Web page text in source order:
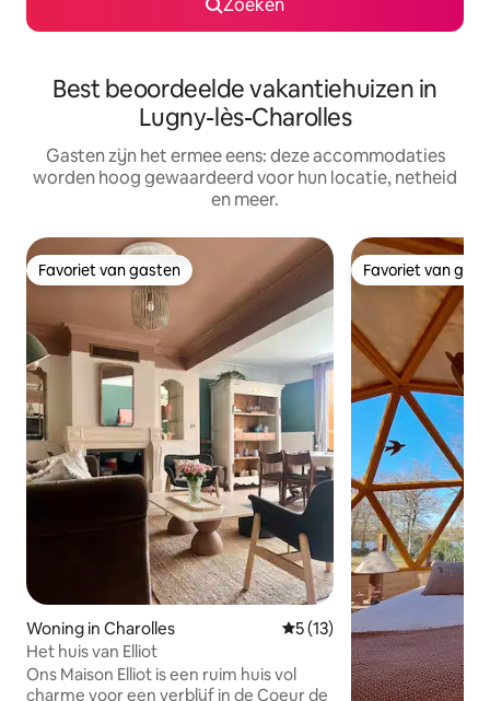
Zoeken
Best beoordeelde vakantiehuizen in
Lugny-lès-Charolles
Gasten zijn het ermee eens: deze accommodaties
worden hoog gewaardeerd voor hun locatie, netheid
en meer.
Favoriet van gasten
Favoriet van gasten
Woning in Charolles Gemiddelde beoordeling
5 (13)
Het huis van Elliot
Ons Maison Elliot is een ruim huis vol
charme voor een verblijf in de Coeur de
Favoriet van
Favoriet van